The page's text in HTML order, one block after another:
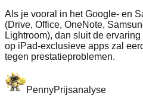
Als je vooral in het Google‑ en
(Drive, Office, OneNote,
Lightroom), dan sluit de
op iPad‑exclusieve apps zal
tegen prestatieproblemen.
PennyPrijsanalyse